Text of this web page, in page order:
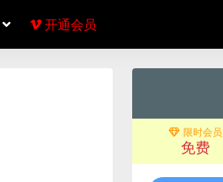
开通会员
限时会员
免费